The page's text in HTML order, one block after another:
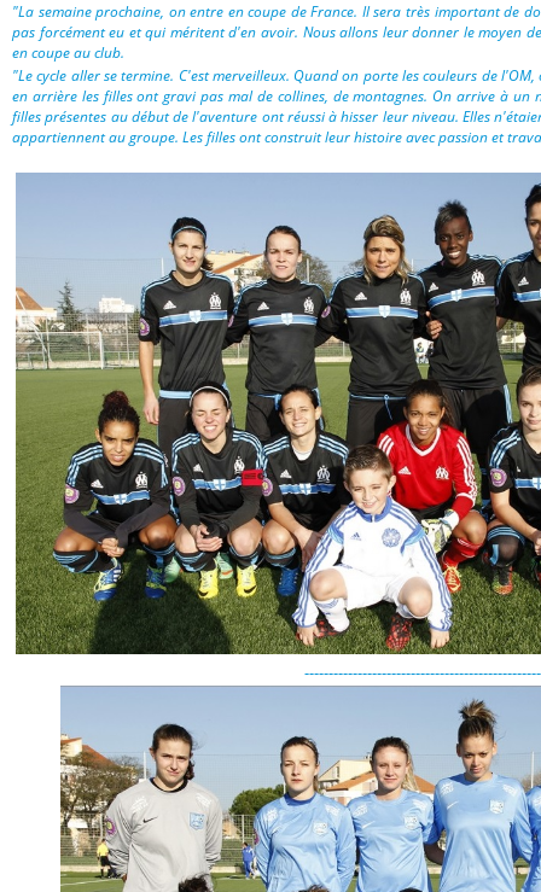
"La semaine prochaine, on entre en coupe de France. Il sera très important de
pas forcément eu et qui méritent d'en avoir. Nous allons leur donner le moyen
en coupe au club.
"Le cycle aller se termine. C'est merveilleux. Quand on porte les couleurs de
en arrière les filles ont gravi pas mal de collines, de montagnes. On arrive à un
filles présentes au début de l'aventure ont réussi à hisser leur niveau. Elles
appartiennent au groupe. Les filles ont construit leur histoire avec passion et
-------------------------------------------------